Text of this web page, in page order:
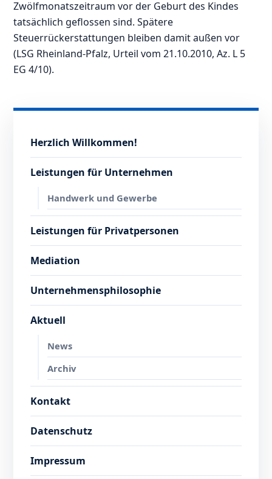
Zwölfmonatszeitraum vor der Geburt des Kindes
tatsächlich geflossen sind. Spätere
Steuerrückerstattungen bleiben damit außen vor
(LSG Rheinland-Pfalz, Urteil vom 21.10.2010, Az. L 5
EG 4/10).
Herzlich Willkommen!
Leistungen für Unternehmen
Handwerk und Gewerbe
Leistungen für Privatpersonen
Mediation
Unternehmensphilosophie
Aktuell
News
Archiv
Kontakt
Datenschutz
Impressum